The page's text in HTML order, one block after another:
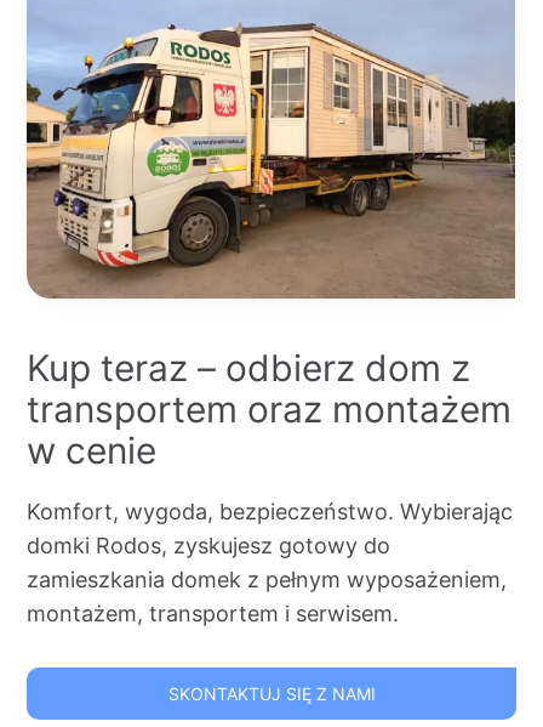
Kup teraz – odbierz dom z
transportem oraz montażem
w cenie
Komfort, wygoda, bezpieczeństwo. Wybierając
domki Rodos, zyskujesz gotowy do
zamieszkania domek z pełnym wyposażeniem,
montażem, transportem i serwisem.
SKONTAKTUJ SIĘ Z NAMI